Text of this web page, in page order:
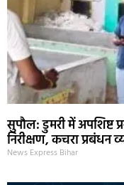
सुपौल: डुमरी में अपशिष्ट
निरीक्षण, कचरा प्रबंधन
News Express Bihar